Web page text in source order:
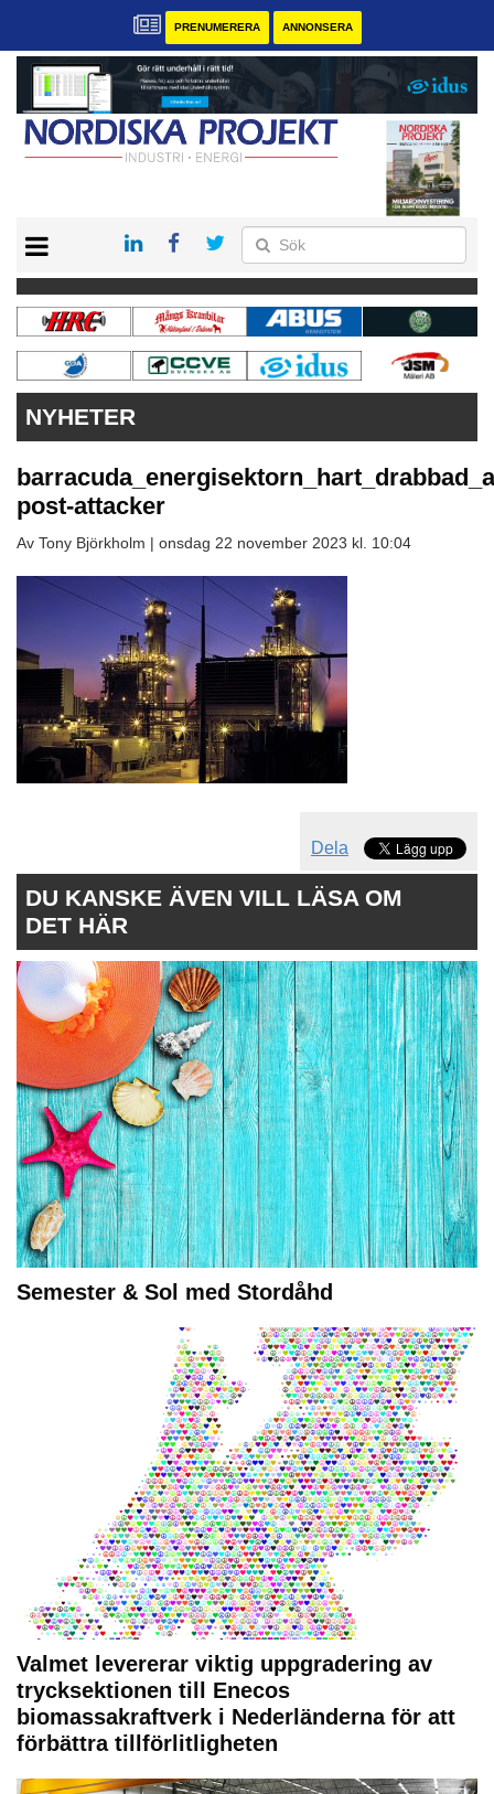
PRENUMERERA ANNONSERA
KONTAKT
VÅRA ANDRA MAGASIN
PRENUMERERA
ANNONSERA
NYHETER
post-attacker
Av Tony Björkholm | onsdag 22 november 2023 kl. 10:04
Dela
DU KANSKE ÄVEN VILL LÄSA OM
DET HÄR
Semester & Sol med Stordåhd
Valmet levererar viktig uppgradering av
trycksektionen till Enecos
biomassakraftverk i Nederländerna för att
förbättra tillförlitligheten